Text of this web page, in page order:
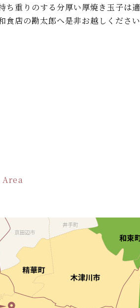
重りのする分厚い厚焼き玉子は
店の勘太郎へ是非お越しください